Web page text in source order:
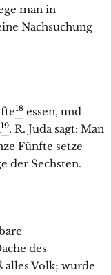
man in
Nachsuchung
18 essen, und
19. R. Juda sagt: Man
Fünfte setze
der Sechsten.
des
alles Volk; wurde